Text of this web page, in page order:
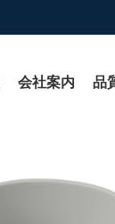
会社案内 品